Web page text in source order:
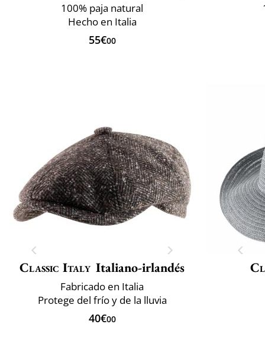
100% paja natural
Hecho en Italia
55€00
Classic Italy Italiano-irlandés
Fabricado en Italia
Protege del frío y de la lluvia
40€00